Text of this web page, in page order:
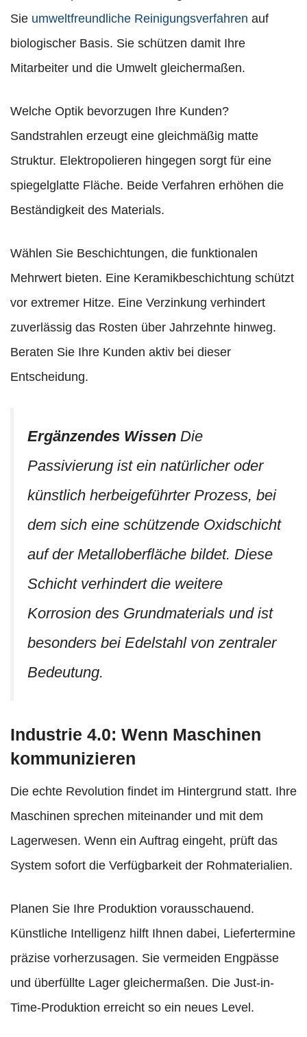
Sie umweltfreundliche Reinigungsverfahren auf
biologischer Basis. Sie schützen damit Ihre
Mitarbeiter und die Umwelt gleichermaßen.
Welche Optik bevorzugen Ihre Kunden?
Sandstrahlen erzeugt eine gleichmäßig matte
Struktur. Elektropolieren hingegen sorgt für eine
spiegelglatte Fläche. Beide Verfahren erhöhen die
Beständigkeit des Materials.
Wählen Sie Beschichtungen, die funktionalen
Mehrwert bieten. Eine Keramikbeschichtung schützt
vor extremer Hitze. Eine Verzinkung verhindert
zuverlässig das Rosten über Jahrzehnte hinweg.
Beraten Sie Ihre Kunden aktiv bei dieser
Entscheidung.
Ergänzendes Wissen Die
Passivierung ist ein natürlicher oder
künstlich herbeigeführter Prozess, bei
dem sich eine schützende Oxidschicht
auf der Metalloberfläche bildet. Diese
Schicht verhindert die weitere
Korrosion des Grundmaterials und ist
besonders bei Edelstahl von zentraler
Bedeutung.
Industrie 4.0: Wenn Maschinen
kommunizieren
Die echte Revolution findet im Hintergrund statt. Ihre
Maschinen sprechen miteinander und mit dem
Lagerwesen. Wenn ein Auftrag eingeht, prüft das
System sofort die Verfügbarkeit der Rohmaterialien.
Planen Sie Ihre Produktion vorausschauend.
Künstliche Intelligenz hilft Ihnen dabei, Liefertermine
präzise vorherzusagen. Sie vermeiden Engpässe
und überfüllte Lager gleichermaßen. Die Just-in-
Time-Produktion erreicht so ein neues Level.